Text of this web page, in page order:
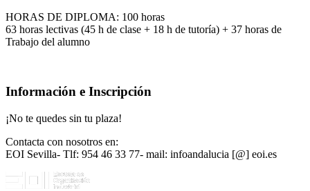
HORAS DE DIPLOMA: 100 horas
63 horas lectivas (45 h de clase + 18 h de tutoría) + 37 horas de
Trabajo del alumno
Información e Inscripción
¡No te quedes sin tu plaza!
Contacta con nosotros en:
EOI Sevilla- Tlf: 954 46 33 77- mail: infoandalucia [@] eoi.es